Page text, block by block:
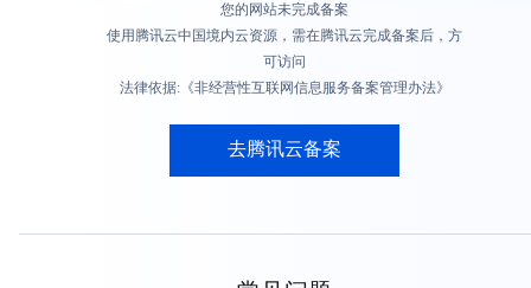
您的网站未完成备案
使用腾讯云中国境内云资源，需在腾讯云完成备案后，方
可访问
法律依据:《非经营性互联网信息服务备案管理办法》
去腾讯云备案